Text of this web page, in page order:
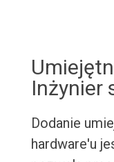
Inżynier
Dodanie
hardware'u